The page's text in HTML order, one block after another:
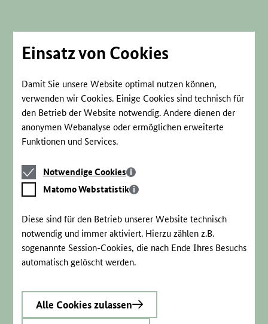
Einsatz von Cookies
Damit Sie unsere Website optimal nutzen können,
verwenden wir Cookies. Einige Cookies sind technisch für
den Betrieb der Website notwendig. Andere dienen der
anonymen Webanalyse oder ermöglichen erweiterte
Funktionen und Services.
Notwendige
Cookies
Notwendige Cookies
Matomo
Webstatistik
Matomo Webstatistik
Diese sind für den Betrieb unserer Website technisch
notwendig und immer aktiviert. Hierzu zählen z.B.
sogenannte Session-Cookies, die nach Ende Ihres Besuchs
automatisch gelöscht werden.
Alle Cookies zulassen